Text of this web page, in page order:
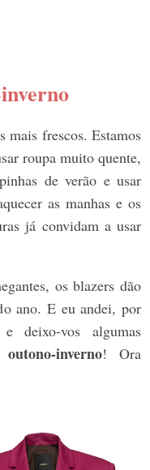
mais frescos. Estamos
roupa muito quente,
de verão e usar
as manhas e os
já convidam a usar
os blazers dão
ano. E eu andei, por
deixo-vos algumas
inverno! Ora